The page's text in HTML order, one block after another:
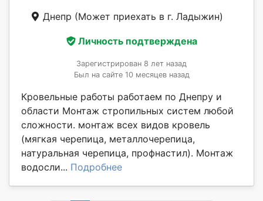
Днепр (Может приехать в г. Ладыжин)
Личность подтверждена
Зарегистрирован 8 лет назад
Был на сайте 10 месяцев назад
Кровельные работы работаем по Днепру и
области Монтаж стропильных систем любой
сложности. монтаж всех видов кровель
(мягкая черепица, металлочерепица,
натуральная черепица, профнастил). Монтаж
водосли... Подробнее